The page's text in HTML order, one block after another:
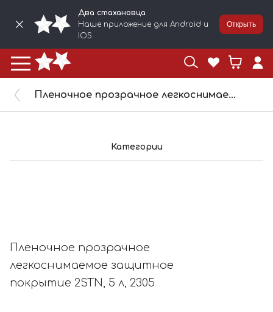
Два стахановца
Наше приложение для Android и
IOS
Открыть
Пленочное прозрачное легкоснимаемое защитное покрытие 2STN, 5 л, 2305
Категории
Пленочное прозрачное
легкоснимаемое защитное
покрытие 2STN, 5 л, 2305